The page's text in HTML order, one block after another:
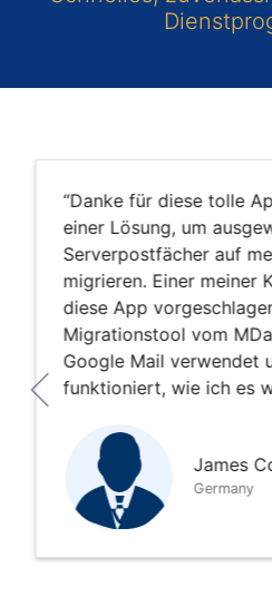
“Danke für diese tolle
einer Lösung, um
Serverpostfächer auf
migrieren. Einer meiner
diese App
Migrationstool vom
Google Mail verwendet
funktioniert, wie ich es
James
Germany